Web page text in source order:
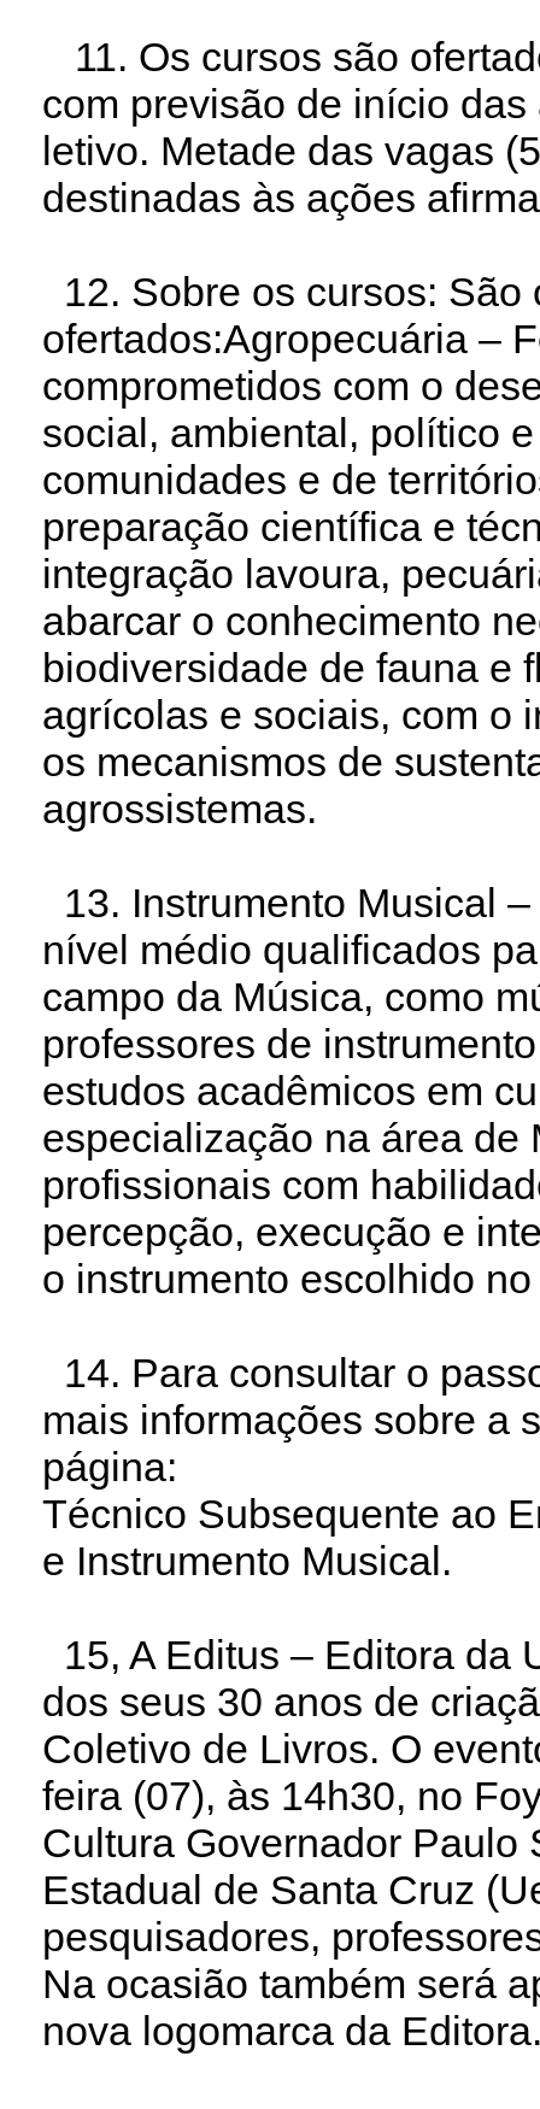
11. Os cursos são
com previsão de início
letivo. Metade das vagas
destinadas às ações
12. Sobre os cursos:
ofertados:Agropecuária –
comprometidos com o
social, ambiental, político
comunidades e de
preparação científica e
integração lavoura,
abarcar o conhecimento
biodiversidade de fauna e
agrícolas e sociais, com o
os mecanismos de
agrossistemas.
13. Instrumento Musical
nível médio qualificados
campo da Música, como
professores de
estudos acadêmicos em
especialização na área de
profissionais com
percepção, execução e
o instrumento escolhido
14. Para consultar o
mais informações sobre a
página:
Técnico Subsequente ao
e Instrumento Musical.
15, A Editus – Editora da
dos seus 30 anos de
Coletivo de Livros. O
feira (07), às 14h30, no
Cultura Governador Paulo
Estadual de Santa Cruz
pesquisadores,
Na ocasião também será
nova logomarca da